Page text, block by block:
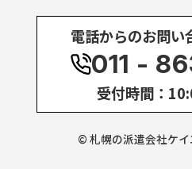
電話からのお問い
011 -
受付時間：
© 札幌の派遣会社ケ